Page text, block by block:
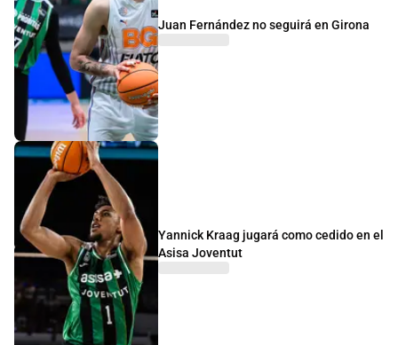
Juan Fernández no seguirá en Girona
Yannick Kraag jugará como cedido en el
Asisa Joventut